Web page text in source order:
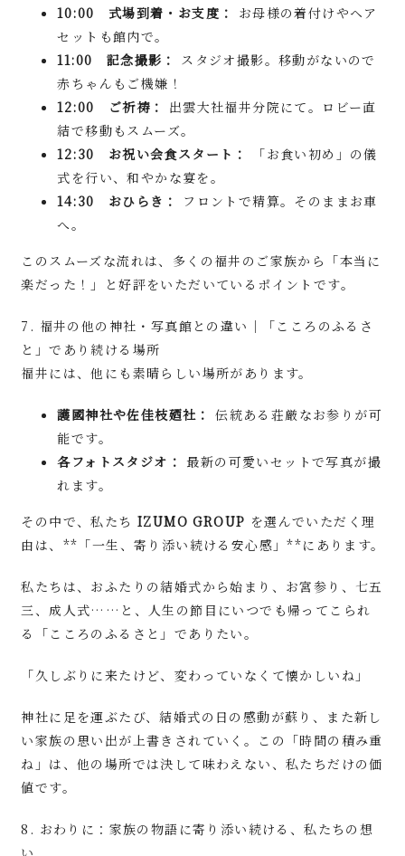
10:00 式場到着・お支度：
お母様の着付けやヘア
セットも館内で。
11:00 記念撮影：
スタジオ撮影。移動がないので
赤ちゃんもご機嫌！
12:00 ご祈祷：
出雲大社福井分院にて。ロビー直
結で移動もスムーズ。
12:30 お祝い会食スタート：
「お食い初め」の儀
式を行い、和やかな宴を。
14:30 おひらき：
フロントで精算。そのままお車
へ。
このスムーズな流れは、多くの福井のご家族から「本当に
楽だった！」と好評をいただいているポイントです。
7. 福井の他の神社・写真館との違い｜「こころのふるさ
と」であり続ける場所
福井には、他にも素晴らしい場所があります。
護國神社や佐佳枝廼社： 伝統ある荘厳なお参りが可
能です。
各フォトスタジオ： 最新の可愛いセットで写真が撮
れます。
その中で、私たちIZUMO GROUP を選んでいただく理
由は、**「一生、寄り添い続ける安心感」**にあります。
私たちは、おふたりの結婚式から始まり、お宮参り、七五
三、成人式……と、人生の節目にいつでも帰ってこられ
る「こころのふるさと」でありたい。
「久しぶりに来たけど、変わっていなくて懐かしいね」
神社に足を運ぶたび、結婚式の日の感動が蘇り、また新し
い家族の思い出が上書きされていく。この「時間の積み重
ね」は、他の場所では決して味わえない、私たちだけの価
値です。
8. おわりに：家族の物語に寄り添い続ける、私たちの想
い